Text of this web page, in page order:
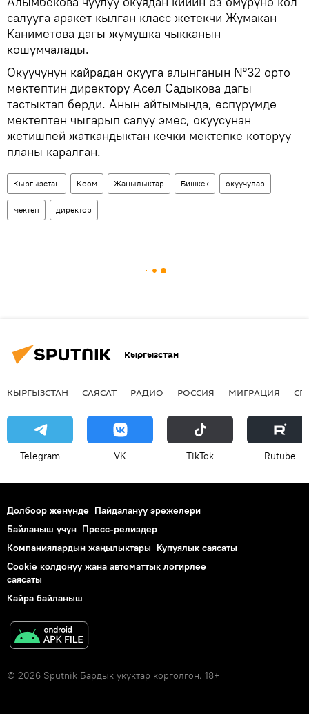
салууга аракет кылган класс жетекчи Жумакан
Каниметова дагы жумушка чыкканын
кошумчалады.
Окуучунун кайрадан окууга алынганын №32 орто
мектептин директору Асел Садыкова дагы
тастыктап берди. Анын айтымында, өспүрүмдө
мектептен чыгарып салуу эмес, окуусунан
жетишпей жаткандыктан кечки мектепке которуу
планы каралган.
Кыргызстан Коом Жаңылыктар Бишкек окуучулар
мектеп директор
Кыргызстан
КЫРГЫЗСТАН САЯСАТ РАДИО РОССИЯ МИГРАЦИЯ
Telegram VK ТikТоk Rutube
Долбоор жөнүндө Пайдалануу эрежелери
Байланыш үчүн Пресс-релиздер
Компаниялардын жаңылыктары Купуялык саясаты
Cookie колдонуу жана автоматтык логирлөө
саясаты
Кайра байланыш
© 2026 Sputnik Бардык укуктар корголгон. 18+